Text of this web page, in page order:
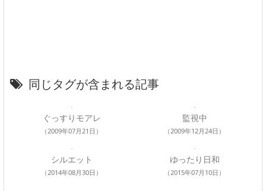
同じタグが含まれる記事
ぐっすりモアレ
（2009年07月21日）
監視中
（2009年12月24日）
シルエット
（2014年08月30日）
ゆったり日和
（2015年07月10日）